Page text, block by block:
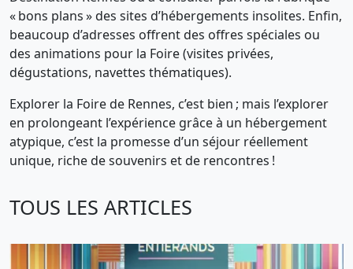
« bons plans » des sites d’hébergements insolites. Enfin,
beaucoup d’adresses offrent des offres spéciales ou
des animations pour la Foire (visites privées,
dégustations, navettes thématiques).
Explorer la Foire de Rennes, c’est bien ; mais l’explorer
en prolongeant l’expérience grâce à un hébergement
atypique, c’est la promesse d’un séjour réellement
unique, riche de souvenirs et de rencontres !
TOUS LES ARTICLES